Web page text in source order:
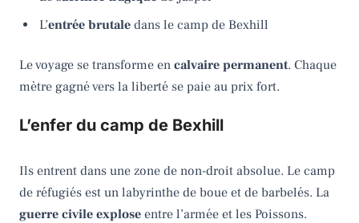
L’entrée brutaledans le camp de Bexhill
Le voyage se transforme en calvaire permanent. Chaque
mètre gagné vers la liberté se paie au prix fort.
L’enfer du camp de Bexhill
Ils entrent dans une zone de non-droit absolue. Le camp
de réfugiés est un labyrinthe de boue et de barbelés. La
guerre civile explose entre l’armée et les Poissons.